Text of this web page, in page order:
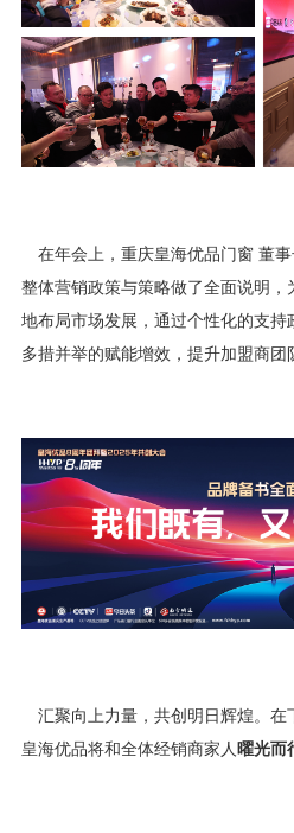
在年会上，重庆皇海优品门窗 董
整体营销政策与策略做了全面说明
地布局市场发展，通过个性化的支持
多措并举的赋能增效，提升加盟商团
汇聚向上力量，共创明日辉煌。在
皇海优品将和全体经销商家人曜光而